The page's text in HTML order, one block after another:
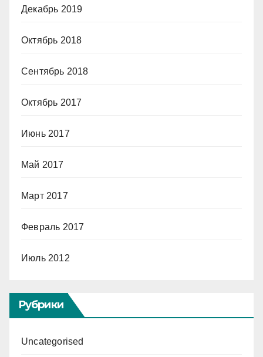
Декабрь 2019
Октябрь 2018
Сентябрь 2018
Октябрь 2017
Июнь 2017
Май 2017
Март 2017
Февраль 2017
Июль 2012
Рубрики
Uncategorised